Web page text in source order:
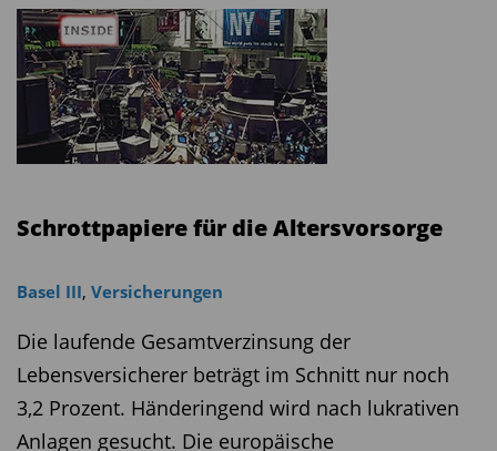
Schrottpapiere für die Altersvorsorge
Basel III, Versicherungen
Die laufende Gesamtverzinsung der
Lebensversicherer beträgt im Schnitt nur noch
3,2 Prozent. Händeringend wird nach lukrativen
Anlagen gesucht. Die europäische